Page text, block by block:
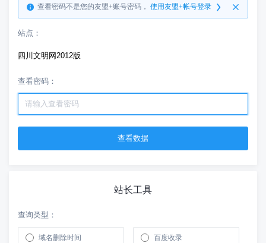
查看密码不是您的友盟+账号密码， 使用友盟+帐号登录
站点：
四川文明网2012版
查看密码：
站长工具
查询类型：
域名删除时间 百度收录